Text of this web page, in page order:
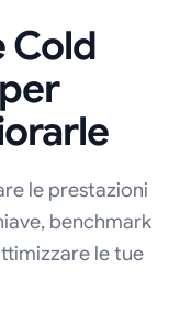
Cold
le prestazioni
benchmark
le tue